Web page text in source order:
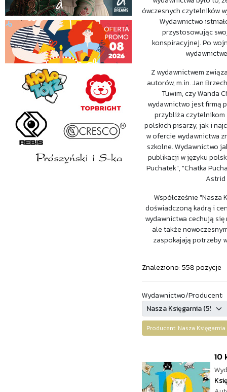
ówczesnych czytelników
Wydawnictwo
przystosowując
konspiracyjnej. Po
Z wydawnictwem
autorów, m.in. Jan
Tuwim, czy Wanda
wydawnictwo jest firmą
przybliża czytelnikom
polskich pisarzy, jak i
w ofercie wydawnictwa
szkolne. Wydawnictwo
publikacji w języku
Puchatek", "Chatka
Astrid
Współcześnie "Nasza
doświadczoną kadrą i
wydawnictwa cechują
ale także
zaspokajają potrzeby
Znaleziono: 558 pozycje
Wydawnictwo/Producent:
Producent: Nasza
10